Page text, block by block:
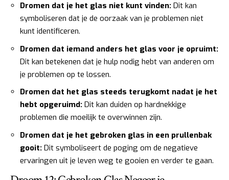
Dromen dat je het glas niet kunt vinden: Dit kan
symboliseren dat je de oorzaak van je problemen niet
kunt identificeren.
Dromen dat iemand anders het glas voor je opruimt:
Dit kan betekenen dat je hulp nodig hebt van anderen om
je problemen op te lossen.
Dromen dat het glas steeds terugkomt nadat je het
hebt opgeruimd: Dit kan duiden op hardnekkige
problemen die moeilijk te overwinnen zijn.
Dromen dat je het gebroken glas in een prullenbak
gooit: Dit symboliseert de poging om de negatieve
ervaringen uit je leven weg te gooien en verder te gaan.